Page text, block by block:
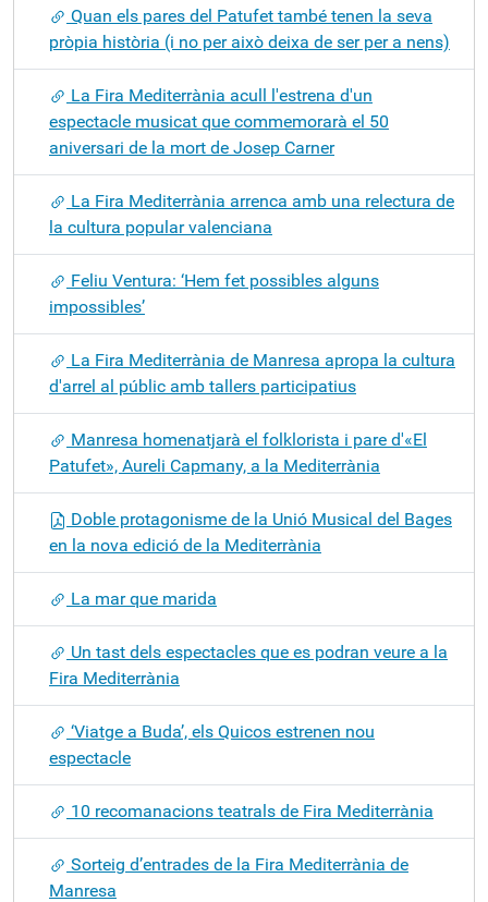
Quan els pares del Patufet també tenen la seva
pròpia història (i no per això deixa de ser per a nens)
La Fira Mediterrània acull l'estrena d'un
espectacle musicat que commemorarà el 50
aniversari de la mort de Josep Carner
La Fira Mediterrània arrenca amb una relectura de
la cultura popular valenciana
Feliu Ventura: ‘Hem fet possibles alguns
impossibles’
La Fira Mediterrània de Manresa apropa la cultura
d'arrel al públic amb tallers participatius
Manresa homenatjarà el folklorista i pare d'«El
Patufet», Aureli Capmany, a la Mediterrània
Doble protagonisme de la Unió Musical del Bages
en la nova edició de la Mediterrània
La mar que marida
Un tast dels espectacles que es podran veure a la
Fira Mediterrània
‘Viatge a Buda’, els Quicos estrenen nou
espectacle
10 recomanacions teatrals de Fira Mediterrània
Sorteig d’entrades de la Fira Mediterrània de
Manresa